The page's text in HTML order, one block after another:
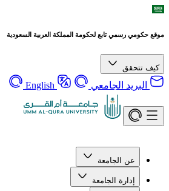
موقع حكومي رسمي تابع لحكومة المملكة العربية السعودية
كيف تتحقق
البريد الجامعي English
عن الجامعة
إدارة الجامعة